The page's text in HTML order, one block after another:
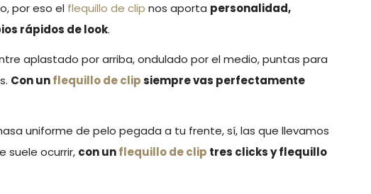
por eso el flequillo de clip nos aporta personalidad,
rápidos de look.
aplastado por arriba, ondulado por el medio, puntas para
Con unflequillo de clipsiempre vas perfectamente
uniforme de pelo pegada a tu frente, sí, las que llevamos
suele ocurrir, con unflequillo de clip tres clicks y flequillo